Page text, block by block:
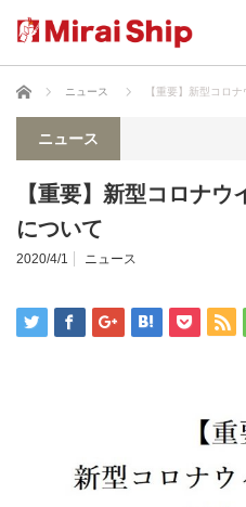
ホーム ニュース 【重要】新型コロ
ニュース
【重要】新型コロナ
について
2020/4/1 ニュース